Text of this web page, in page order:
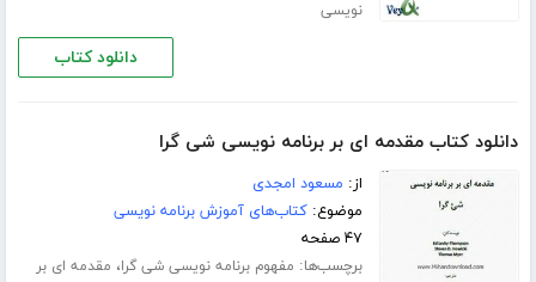
نویسی
دانلود کتاب
دانلود کتاب مقدمه ای بر برنامه نویسی شی گرا
از: مسعود امجدی
موضوع:کتاب‌های آموزش برنامه نویسی
۴۷ صفحه
برچسب‌ها: مفهوم برنامه نویسی شی گرا، مقدمه ای بر